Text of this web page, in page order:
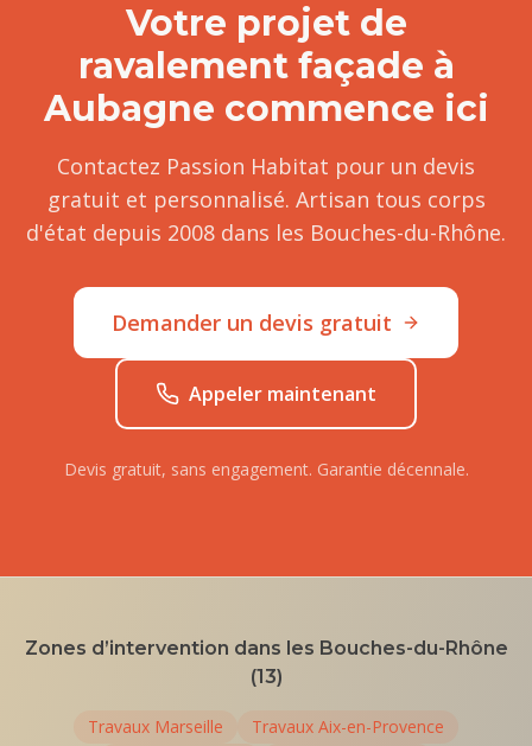
Votre projet de
ravalement façade à
Aubagne commence ici
Contactez Passion Habitat pour un devis
gratuit et personnalisé. Artisan tous corps
d'état depuis 2008 dans les Bouches-du-Rhône.
Demander un devis gratuit
Appeler maintenant
Devis gratuit, sans engagement. Garantie décennale.
Zones d’intervention dans les Bouches-du-Rhône
(13)
Travaux Marseille Travaux Aix-en-Provence